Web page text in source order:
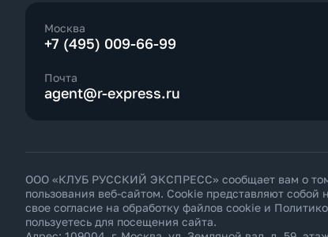
Москва
+7 (495) 009-66-99
Почта
agent@r-express.ru
ООО «КЛУБ РУССКИЙ ЭКСПРЕСС» сообщает вам о том,
пользования веб-сайтом. Cookie представляют
свое согласие на обработку файлов cookie и
пользуетесь для посещения сайта.